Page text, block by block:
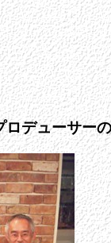
ロデューサー